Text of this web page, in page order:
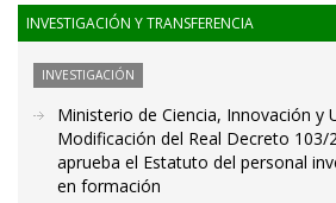
INVESTIGACIÓN Y TRANSFERENCIA
INVESTIGACIÓN
Ministerio de Ciencia, Innovación y
Modificación del Real Decreto 103/
aprueba el Estatuto del personal
en formación